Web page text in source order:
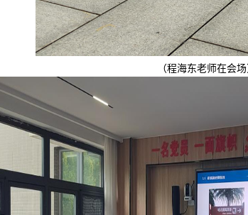
（程海东老师在会场